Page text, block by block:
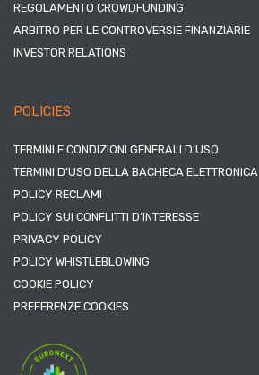
REGOLAMENTO CROWDFUNDING
ARBITRO PER LE CONTROVERSIE FINANZIARIE
INVESTOR RELATIONS
POLICIES
TERMINI E CONDIZIONI GENERALI D’USO
TERMINI D’USO DELLA BACHECA ELETTRONICA
POLICY RECLAMI
POLICY SUI CONFLITTI D’INTERESSE
PRIVACY POLICY
POLICY WHISTLEBLOWING
COOKIE POLICY
PREFERENZE COOKIES